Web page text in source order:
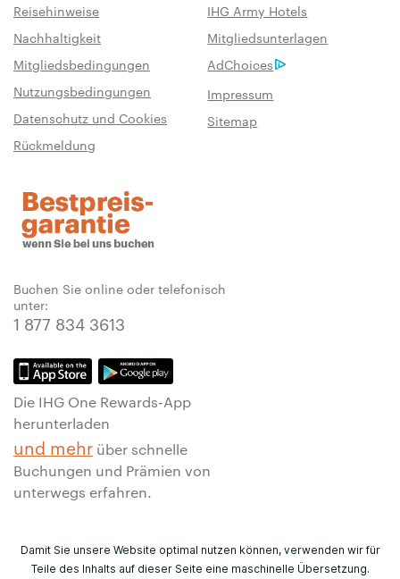
Reisehinweise
IHG Army Hotels
Nachhaltigkeit
Mitgliedsunterlagen
Mitgliedsbedingungen
AdChoices
Nutzungsbedingungen
Impressum
Datenschutz und Cookies
Sitemap
Rückmeldung
Buchen Sie online oder telefonisch
unter:
1 877 834 3613
Die IHG One Rewards-App
herunterladen
und mehr über schnelle
Buchungen und Prämien von
unterwegs erfahren.
Damit Sie unsere Website optimal nutzen können, verwenden wir für
Teile des Inhalts auf dieser Seite eine maschinelle Übersetzung.